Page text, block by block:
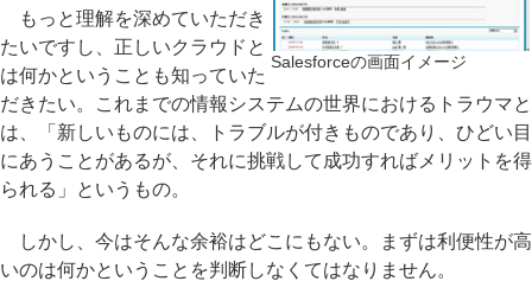
Salesforceの画面イメージ
もっと理解を深めていただき
たいですし、正しいクラウドと
は何かということも知っていた
だきたい。これまでの情報システムの世界におけるトラウマと
は、「新しいものには、トラブルが付きものであり、ひどい目
にあうことがあるが、それに挑戦して成功すればメリットを得
られる」というもの。
しかし、今はそんな余裕はどこにもない。まずは利便性が高
いのは何かということを判断しなくてはなりません。